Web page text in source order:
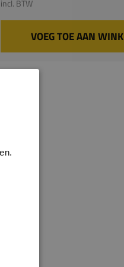
incl. BTW
VOEG TOE AAN